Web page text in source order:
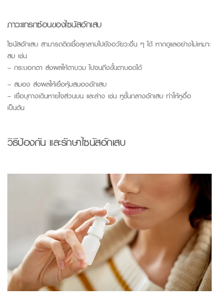
ภาวะแทรกซ้อนของไซนัสอักเสบ
ไซนัสอักเสบ สามารถติดเชื้อลุกลามไปยังอวัยวะอื่น ๆ ได้ หากดูแลอย่างไม่เหมาะ
สม เช่น
– กระบอกตา ส่งผลให้ตาบวม ไปจนถึงขั้นตาบอดได้
– สมอง ส่งผลให้เยื่อหุ้มสมองอักเสบ
– เยื่อบุทางเดินหายใจส่วนบน และล่าง เช่น หูชั้นกลางอักเสบ ทำให้หูอื้อ
เป็นต้น
วิธีป้องกัน และรักษาไซนัสอักเสบ